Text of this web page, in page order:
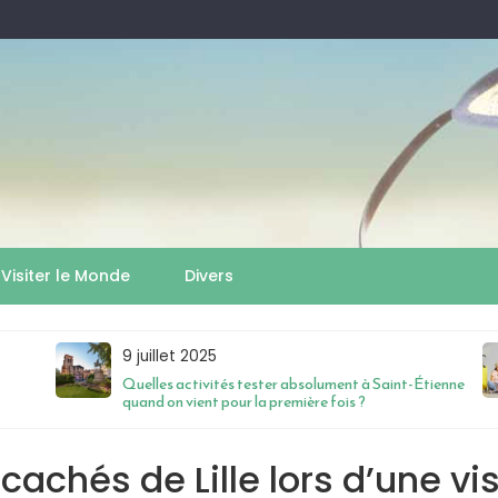
Visiter le Monde Divers
9 juillet 2025
Quelles activités tester absolument à Saint-Étienne
quand on vient pour la première fois ?
de Lille lors d’une